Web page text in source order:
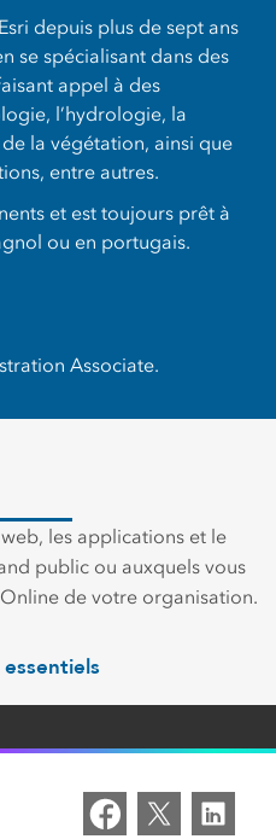
depuis plus de sept ans
se spécialisant dans des
appel à des
l’hydrologie, la
la végétation, ainsi que
entre autres.
et est toujours prêt à
ou en portugais.
Associate.
les applications et le
public ou auxquels vous
de votre organisation.